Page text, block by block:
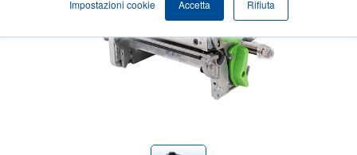
Impostazioni cookie Accetta Rifiuta